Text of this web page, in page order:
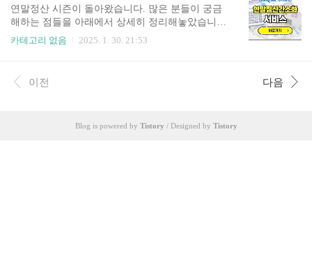
니다. KBO 리그는 팬들의 접근성을 높이기 위해
여러 채널을 통해 무료 중계를 제공하고 있으며, 각
구단도 자체 채널을 통해 홈경기를 중계하고 있습
니다. 네이버 스포츠는 2025년에도 대부분의 KBO
사이트에서 스포츠 탭으로 들어가면 당일 중계되
는 모든 경기를 확인할 수 있습니다. 네이버 스포츠
연말정산 시즌이 돌아왔습니다. 많은 분들이 궁금
해하는 점들을 아래에서 상세히 정리해놓았습니
다. 연말정산 신고방법, 소득공제방법, 모의계산하
이동합니다. 연말정산 신고하는 방법 👆️ 연말정산
소득공제 방법 👆️ 연말정산 모의계산 하는법👆️ 퇴사
카테고리 없음 2025. 1. 30. 21:53
이전 다음
Blog is powered by Tistory / Designed by Tistory